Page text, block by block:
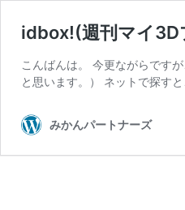
idbox!(週刊マイ3D
こんばんは。 今更ながらです
と思います。） ネットで探す
みかんパートナーズ